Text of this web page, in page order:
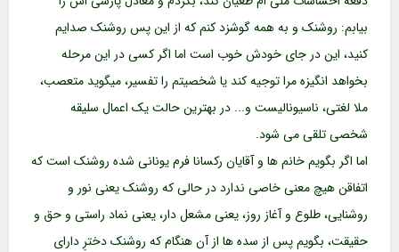
بیابم: روشنک و به همه گوشزد کنم که از این پس روشنک صدایم
کنید، این در جای خودش خوب است اما اگر کسی در این مرحله
بخواهد انگیزه مرا توجیه کند یا شخصیتم را تفسیر، میگوید متعصب،
ملا لغتی، ناسیونالیست و... در بهترین حالت یک اعمال سلیقه
شخصی تلقی می شود.
اما اگر بگویم خانم ها و آقایان رکسانا فرم یونانی شده روشنک است که
اتفاقن هیچ معنی خاصی ندارد در حالی که روشنک یعنی نور و
روشنایی، طلوع و آغاز روز، یعنی مشعل دار، یعنی نماد راستی و حق و
حقیقت، بگویم پس از سده ها از آن هنگام که روشنک دخترِ دارای